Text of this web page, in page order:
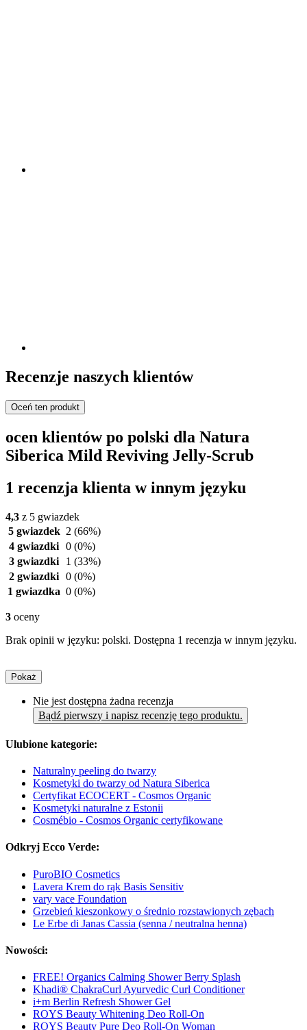
Recenzje naszych klientów
Oceń ten produkt
ocen klientów po polski dla Natura
Siberica Mild Reviving Jelly-Scrub
1 recenzja klienta w innym języku
4,3 z 5 gwiazdek
5 gwiazdek 2 (66%)
4 gwiazdki 0 (0%)
3 gwiazdki
1 (33%)
2 gwiazdki 0 (0%)
1 gwiazdka 0 (0%)
3 oceny
Brak opinii w języku: polski. Dostępna 1 recenzja w innym języku.
Pokaż
Nie jest dostępna żadna recenzja
Bądź pierwszy i napisz recenzję tego produktu.
Ulubione kategorie:
Naturalny peeling do twarzy
Kosmetyki do twarzy od Natura Siberica
Certyfikat ECOCERT - Cosmos Organic
Kosmetyki naturalne z Estonii
Cosmébio - Cosmos Organic certyfikowane
Odkryj Ecco Verde:
PuroBIO Cosmetics
Lavera Krem do rąk Basis Sensitiv
vary vace Foundation
Grzebień kieszonkowy o średnio rozstawionych zębach
Le Erbe di Janas Cassia (senna / neutralna henna)
Nowości:
FREE! Organics Calming Shower Berry Splash
Khadi® ChakraCurl Ayurvedic Curl Conditioner
i+m Berlin Refresh Shower Gel
ROYS Beauty Whitening Deo Roll-On
ROYS Beauty Pure Deo Roll-On Woman